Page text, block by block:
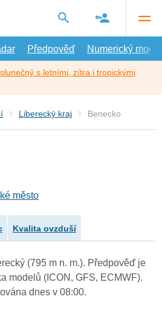
Předpověď Numerický model
s letními, zítra i tropickými
Liberecký kraj Benecko
město
Kvalita ovzduší
(795 m n. m.). Předpověď je
modelů (ICON, GFS, ECMWF).
dnes v 08:00.